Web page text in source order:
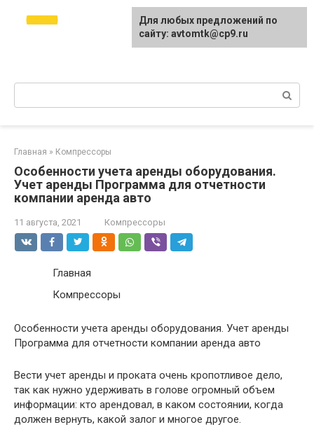
avtomtk.ru Всё для
ремонта и покраски
автомобиля.
Главная » Компрессоры
Особенности учета аренды оборудования.
Учет аренды Программа для отчетности
компании аренда авто
11 августа, 2021 Компрессоры
Главная
Компрессоры
Особенности учета аренды оборудования. Учет аренды
Программа для отчетности компании аренда авто
Вести учет аренды и проката очень кропотливое дело,
так как нужно удерживать в голове огромный объем
информации: кто арендовал, в каком состоянии, когда
должен вернуть, какой залог и многое другое.
Для любых предложений по
сайту: avtomtk@cp9.ru